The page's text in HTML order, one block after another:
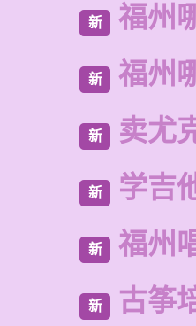
新 福州
新 福州
新 卖尤
新 学吉
新 福州
新 古筝